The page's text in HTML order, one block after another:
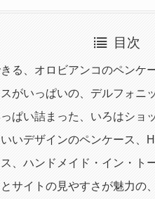
目次
る、オロビアンコのペンケ
がいっぱいの、デルフォニ
ぱい詰まった、いろはショ
いデザインのペンケース、
、ハンドメイド・イン・ト
サイトの見やすさが魅力の